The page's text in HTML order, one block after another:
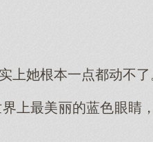
上她根本一点都动不了
上最美丽的蓝色眼睛